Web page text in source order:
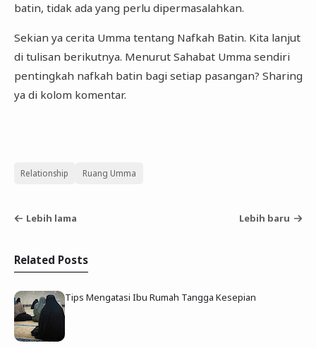
batin, tidak ada yang perlu dipermasalahkan.
Sekian ya cerita Umma tentang Nafkah Batin. Kita lanjut
di tulisan berikutnya. Menurut Sahabat Umma sendiri
pentingkah nafkah batin bagi setiap pasangan? Sharing
ya di kolom komentar.
Relationship Ruang Umma
Lebih lama Lebih baru
Related Posts
Tips Mengatasi Ibu Rumah Tangga Kesepian